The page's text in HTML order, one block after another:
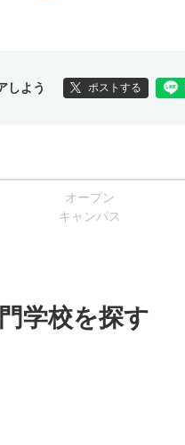
しよう ポストする
オープン
キャンパス
学校を探す